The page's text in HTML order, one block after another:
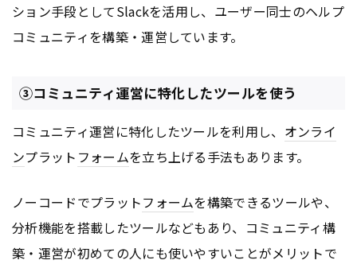
ション手段としてSlackを活用し、ユーザー同士のヘルプ
コミュニティを構築・運営しています。
③コミュニティ運営に特化したツールを使う
コミュニティ運営に特化したツールを利用し、 オンライ
ンプラット フォームを立ち上げる手法もあります。
ノーコードでプラットフォームを構築できるツールや、
分析機能を搭載したツールなどもあり、コミュニティ構
築・運営が初めての人にも使いやすいことがメリットで